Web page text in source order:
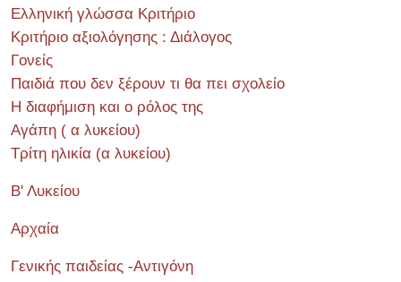
Ελληνική γλώσσα Κριτήριο
Κριτήριο αξιολόγησης : Διάλογος
Γονείς
Παιδιά που δεν ξέρουν τι θα πει σχολείο
Η διαφήμιση και ο ρόλος της
Αγάπη ( α λυκείου)
Τρίτη ηλικία (α λυκείου)
Β' Λυκείου
Αρχαία
Γενικής παιδείας -Αντιγόνη